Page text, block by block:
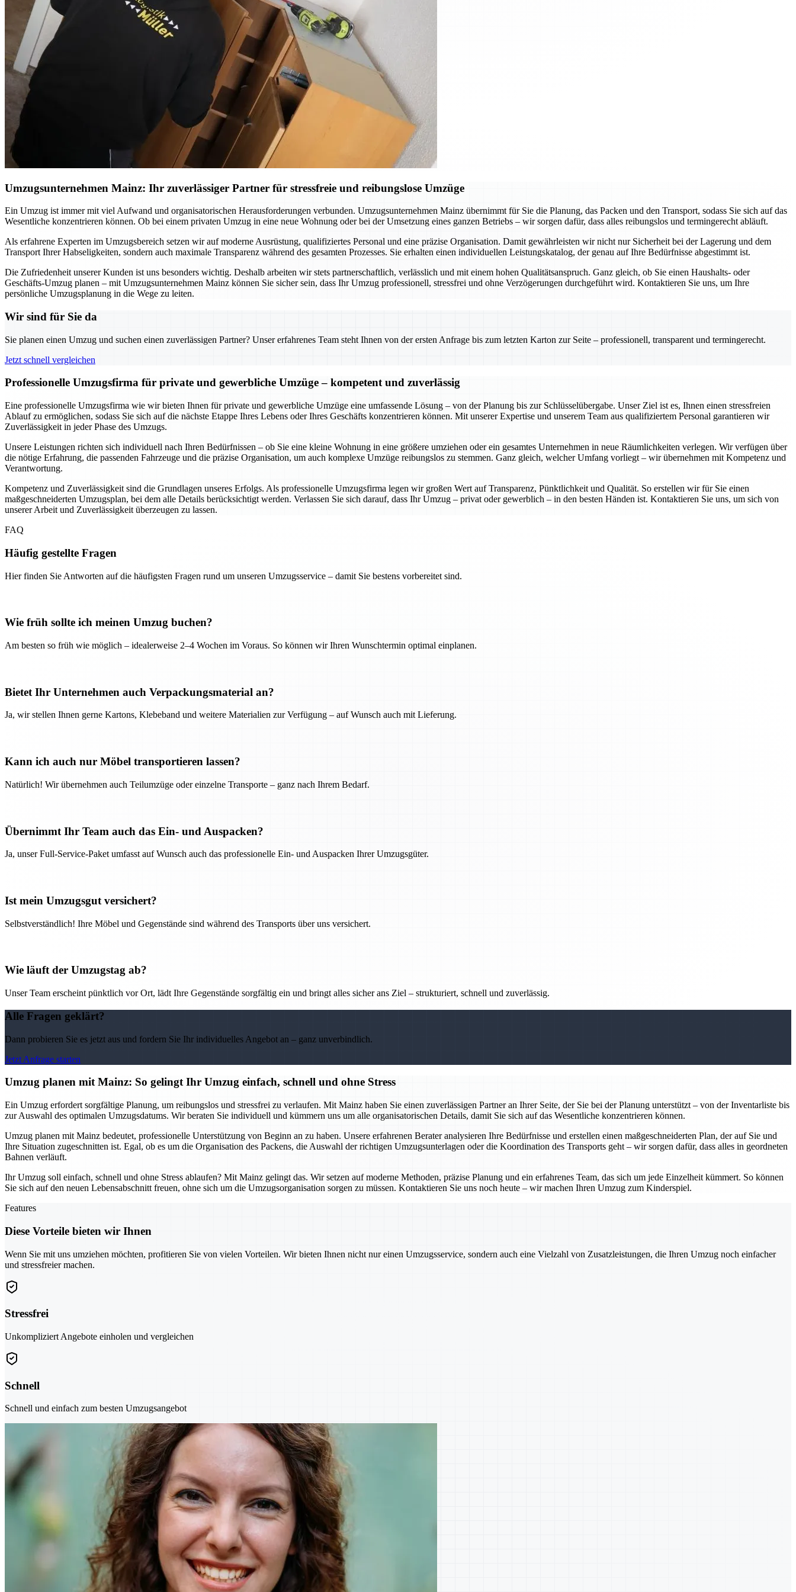
Umzugsunternehmen Mainz: Ihr zuverlässiger Partner für stressfreie und reibungslose Umzüge
Ein Umzug ist immer mit viel Aufwand und organisatorischen Herausforderungen verbunden. Umzugsunternehmen Mainz übernimmt für Sie die Planung, das Packen und den Transport, sodass Sie sich auf das
Wesentliche konzentrieren können. Ob bei einem privaten Umzug in eine neue Wohnung oder bei der Umsetzung eines ganzen Betriebs – wir sorgen dafür, dass alles reibungslos und termingerecht abläuft.
Als erfahrene Experten im Umzugsbereich setzen wir auf moderne Ausrüstung, qualifiziertes Personal und eine präzise Organisation. Damit gewährleisten wir nicht nur Sicherheit bei der Lagerung und dem
Transport Ihrer Habseligkeiten, sondern auch maximale Transparenz während des gesamten Prozesses. Sie erhalten einen individuellen Leistungskatalog, der genau auf Ihre Bedürfnisse abgestimmt ist.
Die Zufriedenheit unserer Kunden ist uns besonders wichtig. Deshalb arbeiten wir stets partnerschaftlich, verlässlich und mit einem hohen Qualitätsanspruch. Ganz gleich, ob Sie einen Haushalts- oder
Geschäfts-Umzug planen – mit Umzugsunternehmen Mainz können Sie sicher sein, dass Ihr Umzug professionell, stressfrei und ohne Verzögerungen durchgeführt wird. Kontaktieren Sie uns, um Ihre
persönliche Umzugsplanung in die Wege zu leiten.
Wir sind für Sie da
Sie planen einen Umzug und suchen einen zuverlässigen Partner? Unser erfahrenes Team steht Ihnen von der ersten Anfrage bis zum letzten Karton zur Seite – professionell, transparent und termingerecht.
Jetzt schnell vergleichen
Professionelle Umzugsfirma für private und gewerbliche Umzüge – kompetent und zuverlässig
Eine professionelle Umzugsfirma wie wir bieten Ihnen für private und gewerbliche Umzüge eine umfassende Lösung – von der Planung bis zur Schlüsselübergabe. Unser Ziel ist es, Ihnen einen stressfreien
Ablauf zu ermöglichen, sodass Sie sich auf die nächste Etappe Ihres Lebens oder Ihres Geschäfts konzentrieren können. Mit unserer Expertise und unserem Team aus qualifiziertem Personal garantieren wir
Zuverlässigkeit in jeder Phase des Umzugs.
Unsere Leistungen richten sich individuell nach Ihren Bedürfnissen – ob Sie eine kleine Wohnung in eine größere umziehen oder ein gesamtes Unternehmen in neue Räumlichkeiten verlegen. Wir verfügen über
die nötige Erfahrung, die passenden Fahrzeuge und die präzise Organisation, um auch komplexe Umzüge reibungslos zu stemmen. Ganz gleich, welcher Umfang vorliegt – wir übernehmen mit Kompetenz und
Verantwortung.
Kompetenz und Zuverlässigkeit sind die Grundlagen unseres Erfolgs. Als professionelle Umzugsfirma legen wir großen Wert auf Transparenz, Pünktlichkeit und Qualität. So erstellen wir für Sie einen
maßgeschneiderten Umzugsplan, bei dem alle Details berücksichtigt werden. Verlassen Sie sich darauf, dass Ihr Umzug – privat oder gewerblich – in den besten Händen ist. Kontaktieren Sie uns, um sich von
unserer Arbeit und Zuverlässigkeit überzeugen zu lassen.
FAQ
Häufig gestellte Fragen
Hier finden Sie Antworten auf die häufigsten Fragen rund um unseren Umzugsservice – damit Sie bestens vorbereitet sind.
Wie früh sollte ich meinen Umzug buchen?
Am besten so früh wie möglich – idealerweise 2–4 Wochen im Voraus. So können wir Ihren Wunschtermin optimal einplanen.
Bietet Ihr Unternehmen auch Verpackungsmaterial an?
Ja, wir stellen Ihnen gerne Kartons, Klebeband und weitere Materialien zur Verfügung – auf Wunsch auch mit Lieferung.
Kann ich auch nur Möbel transportieren lassen?
Natürlich! Wir übernehmen auch Teilumzüge oder einzelne Transporte – ganz nach Ihrem Bedarf.
Übernimmt Ihr Team auch das Ein- und Auspacken?
Ja, unser Full-Service-Paket umfasst auf Wunsch auch das professionelle Ein- und Auspacken Ihrer Umzugsgüter.
Ist mein Umzugsgut versichert?
Selbstverständlich! Ihre Möbel und Gegenstände sind während des Transports über uns versichert.
Wie läuft der Umzugstag ab?
Unser Team erscheint pünktlich vor Ort, lädt Ihre Gegenstände sorgfältig ein und bringt alles sicher ans Ziel – strukturiert, schnell und zuverlässig.
Alle Fragen geklärt?
Dann probieren Sie es jetzt aus und fordern Sie Ihr individuelles Angebot an – ganz unverbindlich.
Jetzt Anfrage starten
Umzug planen mit Mainz: So gelingt Ihr Umzug einfach, schnell und ohne Stress
Ein Umzug erfordert sorgfältige Planung, um reibungslos und stressfrei zu verlaufen. Mit Mainz haben Sie einen zuverlässigen Partner an Ihrer Seite, der Sie bei der Planung unterstützt – von der Inventarliste bis
zur Auswahl des optimalen Umzugsdatums. Wir beraten Sie individuell und kümmern uns um alle organisatorischen Details, damit Sie sich auf das Wesentliche konzentrieren können.
Umzug planen mit Mainz bedeutet, professionelle Unterstützung von Beginn an zu haben. Unsere erfahrenen Berater analysieren Ihre Bedürfnisse und erstellen einen maßgeschneiderten Plan, der auf Sie und
Ihre Situation zugeschnitten ist. Egal, ob es um die Organisation des Packens, die Auswahl der richtigen Umzugsunterlagen oder die Koordination des Transports geht – wir sorgen dafür, dass alles in geordneten
Bahnen verläuft.
Ihr Umzug soll einfach, schnell und ohne Stress ablaufen? Mit Mainz gelingt das. Wir setzen auf moderne Methoden, präzise Planung und ein erfahrenes Team, das sich um jede Einzelheit kümmert. So können
Sie sich auf den neuen Lebensabschnitt freuen, ohne sich um die Umzugsorganisation sorgen zu müssen. Kontaktieren Sie uns noch heute – wir machen Ihren Umzug zum Kinderspiel.
Features
Diese Vorteile bieten wir Ihnen
Wenn Sie mit uns umziehen möchten, profitieren Sie von vielen Vorteilen. Wir bieten Ihnen nicht nur einen Umzugsservice, sondern auch eine Vielzahl von Zusatzleistungen, die Ihren Umzug noch einfacher
und stressfreier machen.
Stressfrei
Unkompliziert Angebote einholen und vergleichen
Schnell
Schnell und einfach zum besten Umzugsangebot